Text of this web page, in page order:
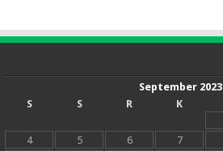
September 2023
S
S R K
4
5 6 7